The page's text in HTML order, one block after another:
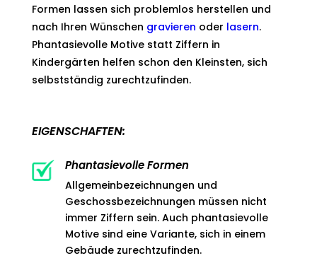
Formen lassen sich problemlos herstellen und
nach Ihren Wünschen gravieren oder lasern.
Phantasievolle Motive statt Ziffern in
Kindergärten helfen schon den Kleinsten, sich
selbstständig zurechtzufinden.
EIGENSCHAFTEN:
Phantasievolle Formen
Allgemeinbezeichnungen und
Geschossbezeichnungen müssen nicht
immer Ziffern sein. Auch phantasievolle
Motive sind eine Variante, sich in einem
Gebäude zurechtzufinden.